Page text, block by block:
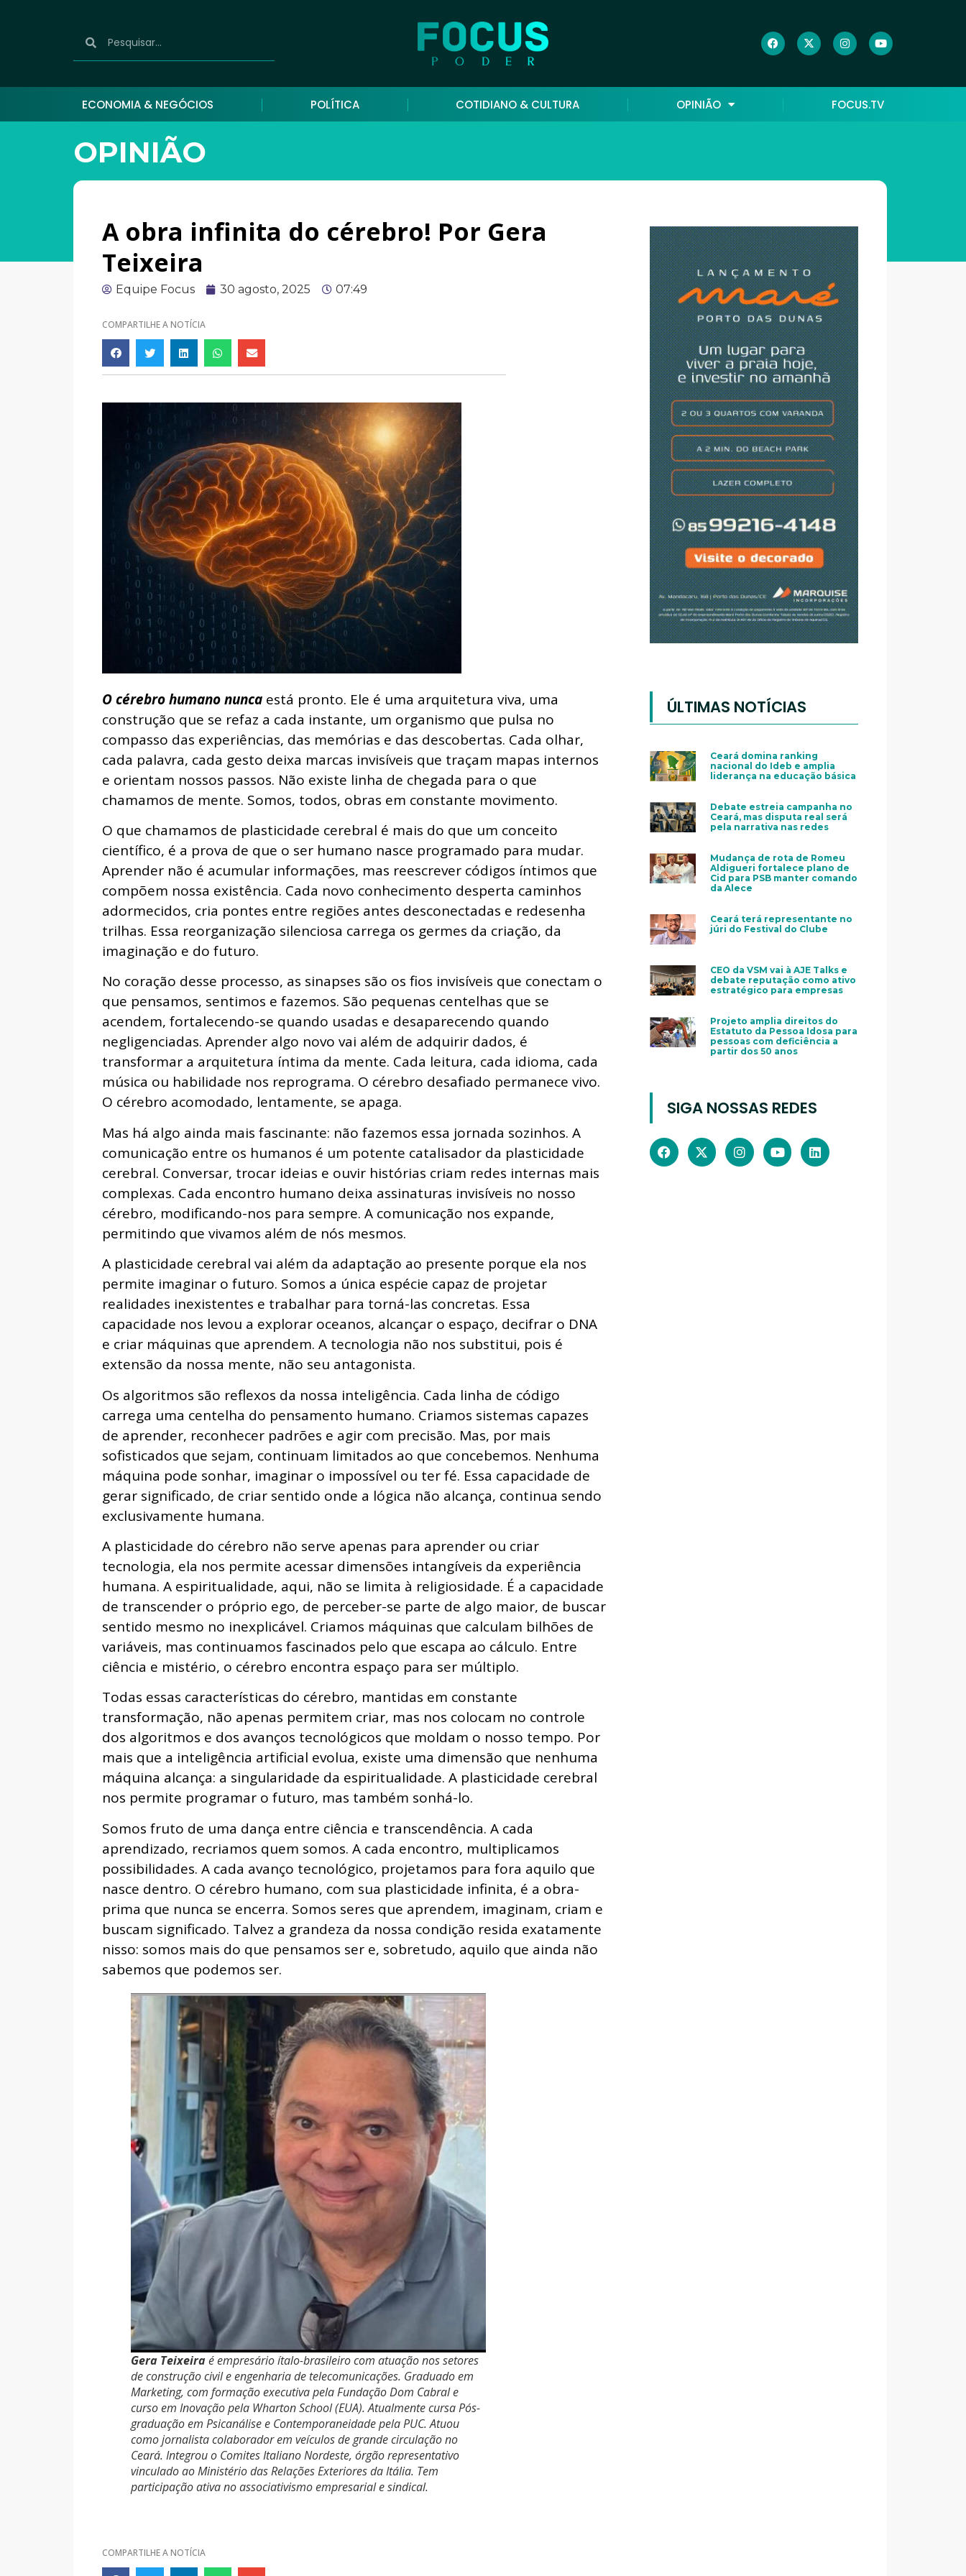
ECONOMIA & NEGÓCIOS POLÍTICA COTIDIANO & CULTURA OPINIÃO FOCUS.TV
OPINIÃO
A obra infinita do cérebro! Por Gera
Teixeira
Equipe Focus 30 agosto, 2025 07:49
COMPARTILHE A NOTÍCIA
O cérebro humano nunca está pronto. Ele é uma arquitetura viva, uma
construção que se refaz a cada instante, um organismo que pulsa no
compasso das experiências, das memórias e das descobertas. Cada olhar,
cada palavra, cada gesto deixa marcas invisíveis que traçam mapas internos
e orientam nossos passos. Não existe linha de chegada para o que
chamamos de mente. Somos, todos, obras em constante movimento.
O que chamamos de plasticidade cerebral é mais do que um conceito
científico, é a prova de que o ser humano nasce programado para mudar.
Aprender não é acumular informações, mas reescrever códigos íntimos que
compõem nossa existência. Cada novo conhecimento desperta caminhos
adormecidos, cria pontes entre regiões antes desconectadas e redesenha
trilhas. Essa reorganização silenciosa carrega os germes da criação, da
imaginação e do futuro.
No coração desse processo, as sinapses são os fios invisíveis que conectam o
que pensamos, sentimos e fazemos. São pequenas centelhas que se
acendem, fortalecendo-se quando usadas e desaparecendo quando
negligenciadas. Aprender algo novo vai além de adquirir dados, é
transformar a arquitetura íntima da mente. Cada leitura, cada idioma, cada
música ou habilidade nos reprograma. O cérebro desafiado permanece vivo.
O cérebro acomodado, lentamente, se apaga.
Mas há algo ainda mais fascinante: não fazemos essa jornada sozinhos. A
comunicação entre os humanos é um potente catalisador da plasticidade
cerebral. Conversar, trocar ideias e ouvir histórias criam redes internas mais
complexas. Cada encontro humano deixa assinaturas invisíveis no nosso
cérebro, modificando-nos para sempre. A comunicação nos expande,
permitindo que vivamos além de nós mesmos.
A plasticidade cerebral vai além da adaptação ao presente porque ela nos
permite imaginar o futuro. Somos a única espécie capaz de projetar
realidades inexistentes e trabalhar para torná-las concretas. Essa
capacidade nos levou a explorar oceanos, alcançar o espaço, decifrar o DNA
e criar máquinas que aprendem. A tecnologia não nos substitui, pois é
extensão da nossa mente, não seu antagonista.
Os algoritmos são reflexos da nossa inteligência. Cada linha de código
carrega uma centelha do pensamento humano. Criamos sistemas capazes
de aprender, reconhecer padrões e agir com precisão. Mas, por mais
sofisticados que sejam, continuam limitados ao que concebemos. Nenhuma
máquina pode sonhar, imaginar o impossível ou ter fé. Essa capacidade de
gerar significado, de criar sentido onde a lógica não alcança, continua sendo
exclusivamente humana.
A plasticidade do cérebro não serve apenas para aprender ou criar
tecnologia, ela nos permite acessar dimensões intangíveis da experiência
humana. A espiritualidade, aqui, não se limita à religiosidade. É a capacidade
de transcender o próprio ego, de perceber-se parte de algo maior, de buscar
sentido mesmo no inexplicável. Criamos máquinas que calculam bilhões de
variáveis, mas continuamos fascinados pelo que escapa ao cálculo. Entre
ciência e mistério, o cérebro encontra espaço para ser múltiplo.
Todas essas características do cérebro, mantidas em constante
transformação, não apenas permitem criar, mas nos colocam no controle
dos algoritmos e dos avanços tecnológicos que moldam o nosso tempo. Por
mais que a inteligência artificial evolua, existe uma dimensão que nenhuma
máquina alcança: a singularidade da espiritualidade. A plasticidade cerebral
nos permite programar o futuro, mas também sonhá-lo.
Somos fruto de uma dança entre ciência e transcendência. A cada
aprendizado, recriamos quem somos. A cada encontro, multiplicamos
possibilidades. A cada avanço tecnológico, projetamos para fora aquilo que
nasce dentro. O cérebro humano, com sua plasticidade infinita, é a obra-
prima que nunca se encerra. Somos seres que aprendem, imaginam, criam e
buscam significado. Talvez a grandeza da nossa condição resida exatamente
nisso: somos mais do que pensamos ser e, sobretudo, aquilo que ainda não
sabemos que podemos ser.
Gera Teixeiraé empresário ítalo-brasileiro com atuação nos setores
de construção civil e engenharia de telecomunicações. Graduado em
Marketing, com formação executiva pela Fundação Dom Cabral e
curso em Inovação pela Wharton School (EUA). Atualmente cursa Pós-
graduação em Psicanálise e Contemporaneidade pela PUC. Atuou
como jornalista colaborador em veículos de grande circulação no
Ceará. Integrou o Comites Italiano Nordeste, órgão representativo
vinculado ao Ministério das Relações Exteriores da Itália. Tem
participação ativa no associativismo empresarial e sindical.
COMPARTILHE A NOTÍCIA
ÚLTIMAS NOTÍCIAS
Ceará domina ranking
nacional do Ideb e amplia
liderança na educação básica
Debate estreia campanha no
Ceará, mas disputa real será
pela narrativa nas redes
Mudança de rota de Romeu
Aldigueri fortalece plano de
Cid para PSB manter comando
da Alece
Ceará terá representante no
júri do Festival do Clube
CEO da VSM vai à AJE Talks e
debate reputação como ativo
estratégico para empresas
Projeto amplia direitos do
Estatuto da Pessoa Idosa para
pessoas com deficiência a
partir dos 50 anos
SIGA NOSSAS REDES